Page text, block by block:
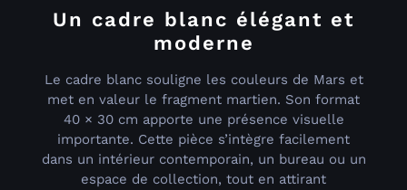
Un cadre blanc élégant et
moderne
Le cadre blanc souligne les couleurs de Mars et
met en valeur le fragment martien. Son format
40 × 30 cm apporte une présence visuelle
importante. Cette pièce s’intègre facilement
dans un intérieur contemporain, un bureau ou un
espace de collection, tout en attirant